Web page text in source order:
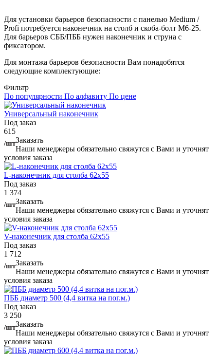
Для установки барьеров безопасности с панелью Medium /
Profi потребуется наконечник на столб и скоба-болт М6-25.
Для барьеров СББ/ПББ нужен наконечник и струна с
фиксатором.
Для монтажа барьеров безопасности Вам понадобятся
следующие комплектующие:
Фильтр
По популярности По алфавиту По цене
Универсальный наконечник
Под заказ
615
/штЗаказать
Наши менеджеры обязательно свяжутся с Вами и уточнят
условия заказа
L-наконечник для столба 62х55
Под заказ
1 374
/штЗаказать
Наши менеджеры обязательно свяжутся с Вами и уточнят
условия заказа
V-наконечник для столба 62х55
Под заказ
1 712
/штЗаказать
Наши менеджеры обязательно свяжутся с Вами и уточнят
условия заказа
ПББ диаметр 500 (4,4 витка на пог.м.)
Под заказ
3 250
/штЗаказать
Наши менеджеры обязательно свяжутся с Вами и уточнят
условия заказа